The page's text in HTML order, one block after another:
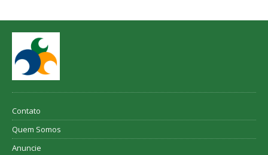
Contato
Quem Somos
Anuncie